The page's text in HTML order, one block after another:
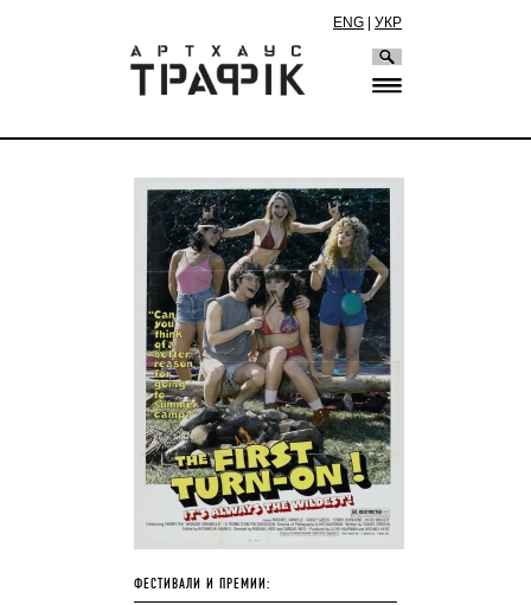
ENG УКР
ФЕСТИВАЛИ И ПРЕМИИ: